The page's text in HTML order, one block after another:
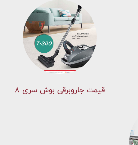
قیمت جاروبرقی بوش سری ۸